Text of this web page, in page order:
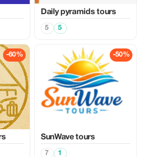
Daily pyramids tours
5 5
-60% -50%
SunWave tours
7 1